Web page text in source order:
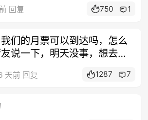
回复 750 1
们的月票可以到达吗，怎么
说一下，明天没事，想去一
天前 回复 1287 7